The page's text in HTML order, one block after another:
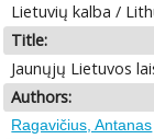
Lietuvių kalba /
Title:
Jaunųjų Lietuvos
Authors:
Ragavičius, Antanas